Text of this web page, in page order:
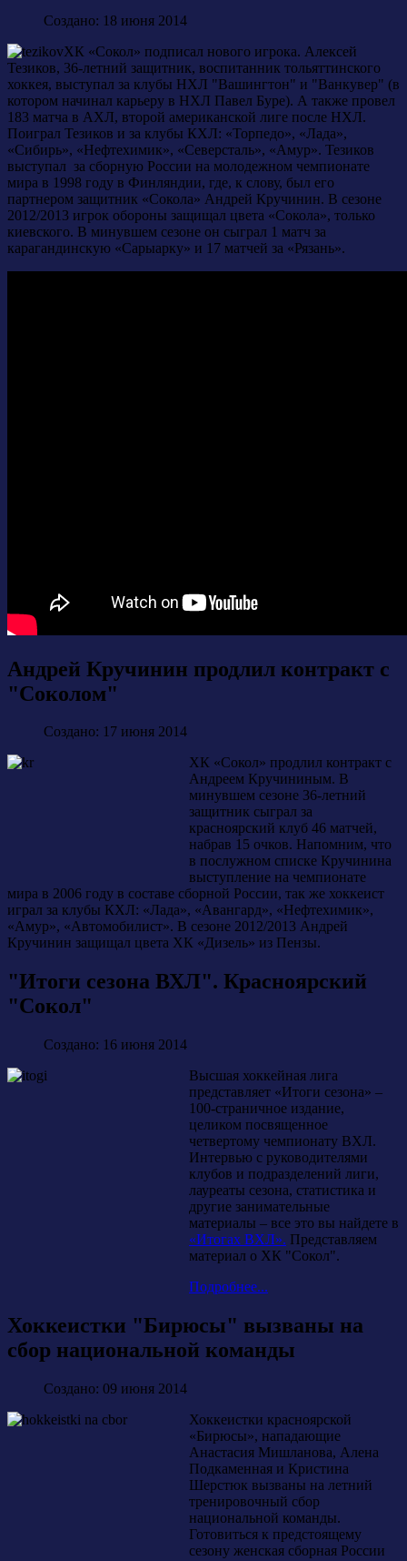
Создано: 18 июня 2014
ХК «Сокол» подписал нового игрока. Алексей
Тезиков, 36-летний защитник, воспитанник тольяттинского
хоккея, выступал за клубы НХЛ "Вашингтон" и "Ванкувер" (в
котором начинал карьеру в НХЛ Павел Буре). А также провел
183 матча в АХЛ, второй американской лиге после НХЛ.
Поиграл Тезиков и за клубы КХЛ: «Торпедо», «Лада»,
«Сибирь», «Нефтехимик», «Северсталь», «Амур». Тезиков
выступал за сборную России на молодежном чемпионате
мира в 1998 году в Финляндии, где, к слову, был его
партнером защитник «Сокола» Андрей Кручинин. В сезоне
2012/2013 игрок обороны защищал цвета «Сокола», только
киевского. В минувшем сезоне он сыграл 1 матч за
карагандинскую «Сарыарку» и 17 матчей за «Рязань».
Андрей Кручинин продлил контракт с
"Соколом"
Создано: 17 июня 2014
ХК «Сокол» продлил контракт с
Андреем Кручининым. В
минувшем сезоне 36-летний
защитник сыграл за
красноярский клуб 46 матчей,
набрав 15 очков. Напомним, что
в послужном списке Кручинина
выступление на чемпионате
мира в 2006 году в составе сборной России, так же хоккеист
играл за клубы КХЛ: «Лада», «Авангард», «Нефтехимик»,
«Амур», «Автомобилист». В сезоне 2012/2013 Андрей
Кручинин защищал цвета ХК «Дизель» из Пензы.
"Итоги сезона ВХЛ". Красноярский
"Сокол"
Создано: 16 июня 2014
Высшая хоккейная лига
представляет «Итоги сезона» –
100-страничное издание,
целиком посвященное
четвертому чемпионату ВХЛ.
Интервью с руководителями
клубов и подразделений лиги,
лауреаты сезона, статистика и
другие занимательные
материалы – все это вы найдете в
«Итогах ВХЛ». Представляем
материал о ХК "Сокол".
Подробнее...
Хоккеистки "Бирюсы" вызваны на
сбор национальной команды
Создано: 09 июня 2014
Хоккеистки красноярской
«Бирюсы», нападающие
Анастасия Мишланова, Алена
Подкаменная и Кристина
Шерстюк вызваны на летний
тренировочный сбор
национальной команды.
Готовиться к предстоящему
сезону женская сборная России